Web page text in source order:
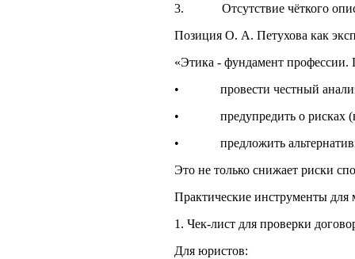
3. Отсутствие чёткого
Позиция О. А. Петухова как
«Этика - фундамент профессии.
• провести честный анализ
• предупредить о рисках (в
• предложить
Это не только снижает риски
Практические инструменты
1. Чек-лист для проверки
Для юристов: